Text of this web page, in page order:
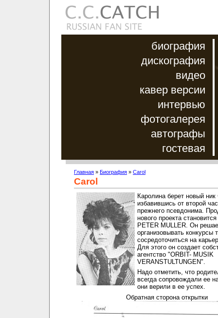
биография
дискография
видео
кавер версии
интервью
фотогалерея
автографы
гостевая
Главная » Биография » Carol
Carol
Каролина берет новый ник
избавившись от второй
прежнего псевдонима.
нового проекта
PETER MULLER. Он
организовывать конкурсы
сосредоточиться на
Для этого он создает
агентство "ORBIT- MUSIK
VERANSTULTUNGEN".
Надо отметить, что
всегда сопровождали ее
они верили в ее успех.
Обратная сторона открытки